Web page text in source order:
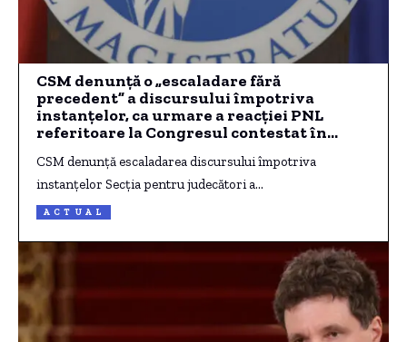
CSM denunță o „escaladare fără
precedent” a discursului împotriva
instanțelor, ca urmare a reacției PNL
referitoare la Congresul contestat în
CSM denunță escaladarea discursului împotriva
instanțelor Secția pentru judecători a…
ACTUAL